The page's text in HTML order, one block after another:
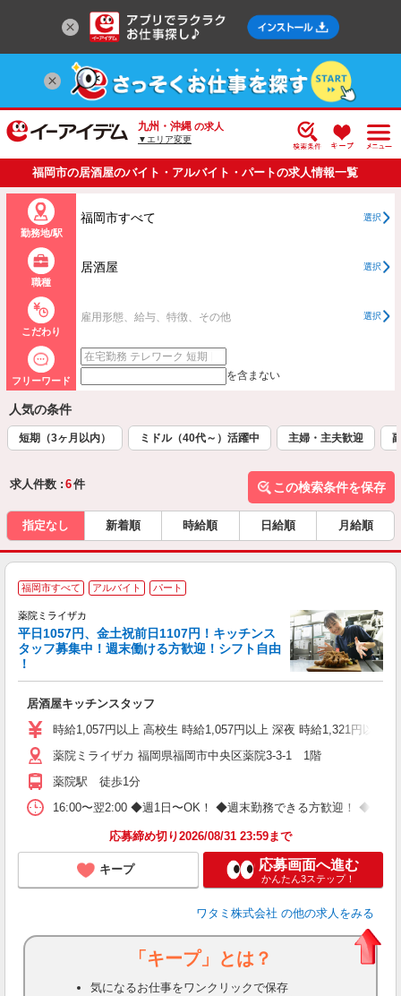
九州・沖縄 の求人
▼エリア変更
福岡市の居酒屋のバイト・アルバイト・パートの求人情報一覧
勤務地/駅
福岡市すべて 選択
職種
居酒屋 選択
こだわり
雇用形態、給与、特徴、その他 選択
フリーワード を含まない
人気の条件
短期（3ヶ月以内） ミドル（40代～）活躍中 主婦・主夫歓迎
求人件数 : 6件 この検索条件を保存
指定なし 新着順 時給順 日給順 月給順
福岡市すべて アルバイト パート
薬院ミライザカ
平日1057円、金土祝前日1107円！キッチンス
タッフ募集中！週末働ける方歓迎！シフト自由
！
居酒屋キッチンスタッフ
時給1,057円以上 高校生 時給1,057円以上 深夜 時給1,321円以
薬院ミライザカ 福岡県福岡市中央区薬院3-3-1 1階
薬院駅 徒歩1分
16:00〜翌2:00 ◆週1日〜OK！ ◆週末勤務できる方歓迎！ ◆勤務
応募締め切り2026/08/31 23:59まで
キープ 応募画面へ進む
かんたん3ステップ！
ワタミ株式会社 の他の求人をみる
「キープ」とは？
気になるお仕事をワンクリックで保存